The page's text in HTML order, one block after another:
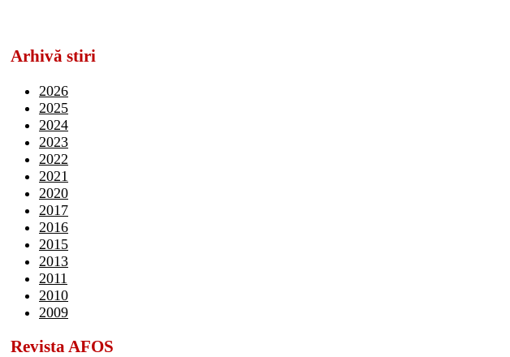
Arhivă stiri
2026
2025
2024
2023
2022
2021
2020
2017
2016
2015
2013
2011
2010
2009
Revista AFOS